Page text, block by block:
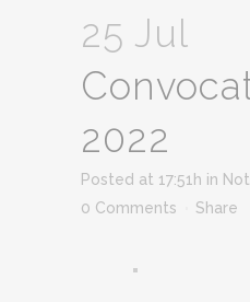
25 Jul
2022
Posted at 17:51h in
0 Comments
Share